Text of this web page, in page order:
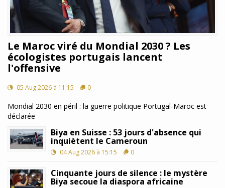
Le Maroc viré du Mondial 2030 ? Les
écologistes portugais lancent
l'offensive
05 Aug 2026 à 11:15 0
Mondial 2030 en péril : la guerre politique Portugal-Maroc est
déclarée
Biya en Suisse : 53 jours d'absence qui
inquiètent le Cameroun
04 Aug 2026 à 15:15 0
Cinquante jours de silence : le mystère
Biya secoue la diaspora africaine